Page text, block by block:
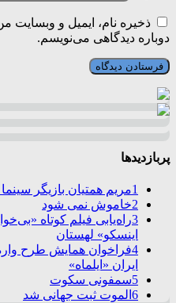
ذخیره نام، ایمیل و وبسایت
دوباره دیدگاهی می‌نویسم.
پربازدیدها
1مریم همتیان بازیگر
2خاموش نمی شود
3راه‌یابی فیلم کوتاه
اینسکو» لهستان
4فراخوان همایش طرح
ایران «ایلماه»
5سمفونی سکوت
6 الموت ثبت جهانی شد